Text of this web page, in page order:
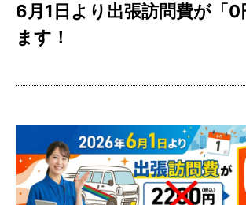
6月1日より出張訪問費が「0
ます！